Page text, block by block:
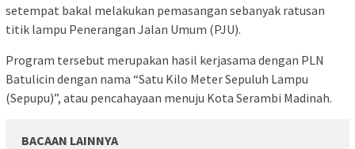
setempat bakal melakukan pemasangan sebanyak ratusan
titik lampu Penerangan Jalan Umum (PJU).
Program tersebut merupakan hasil kerjasama dengan PLN
Batulicin dengan nama “Satu Kilo Meter Sepuluh Lampu
(Sepupu)”, atau pencahayaan menuju Kota Serambi Madinah.
BACAAN LAINNYA